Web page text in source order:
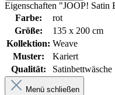
Eigenschaften "JOOP! Satin
Farbe:
rot
Größe:
135 x 200 cm
Kollektion: Weave
Muster:
Kariert
Qualität:
Satinbettwäsche
Menü schließen